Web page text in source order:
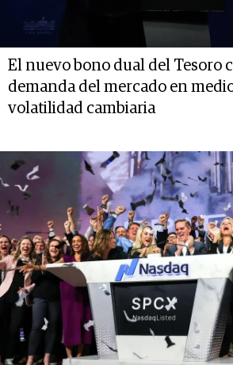
El nuevo bono dual del Tesoro
demanda del mercado en
volatilidad cambiaria